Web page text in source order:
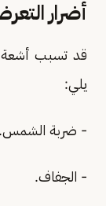
أضرار
قد تسبب أشعة
يلي:
- ضربة الشمس.
- الجفاف.